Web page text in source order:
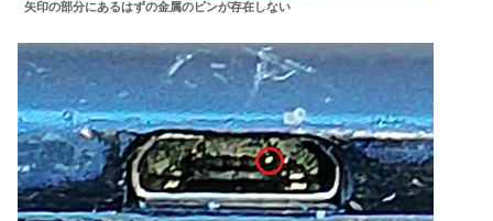
矢印の部分にあるはずの金属のピンが存在しない